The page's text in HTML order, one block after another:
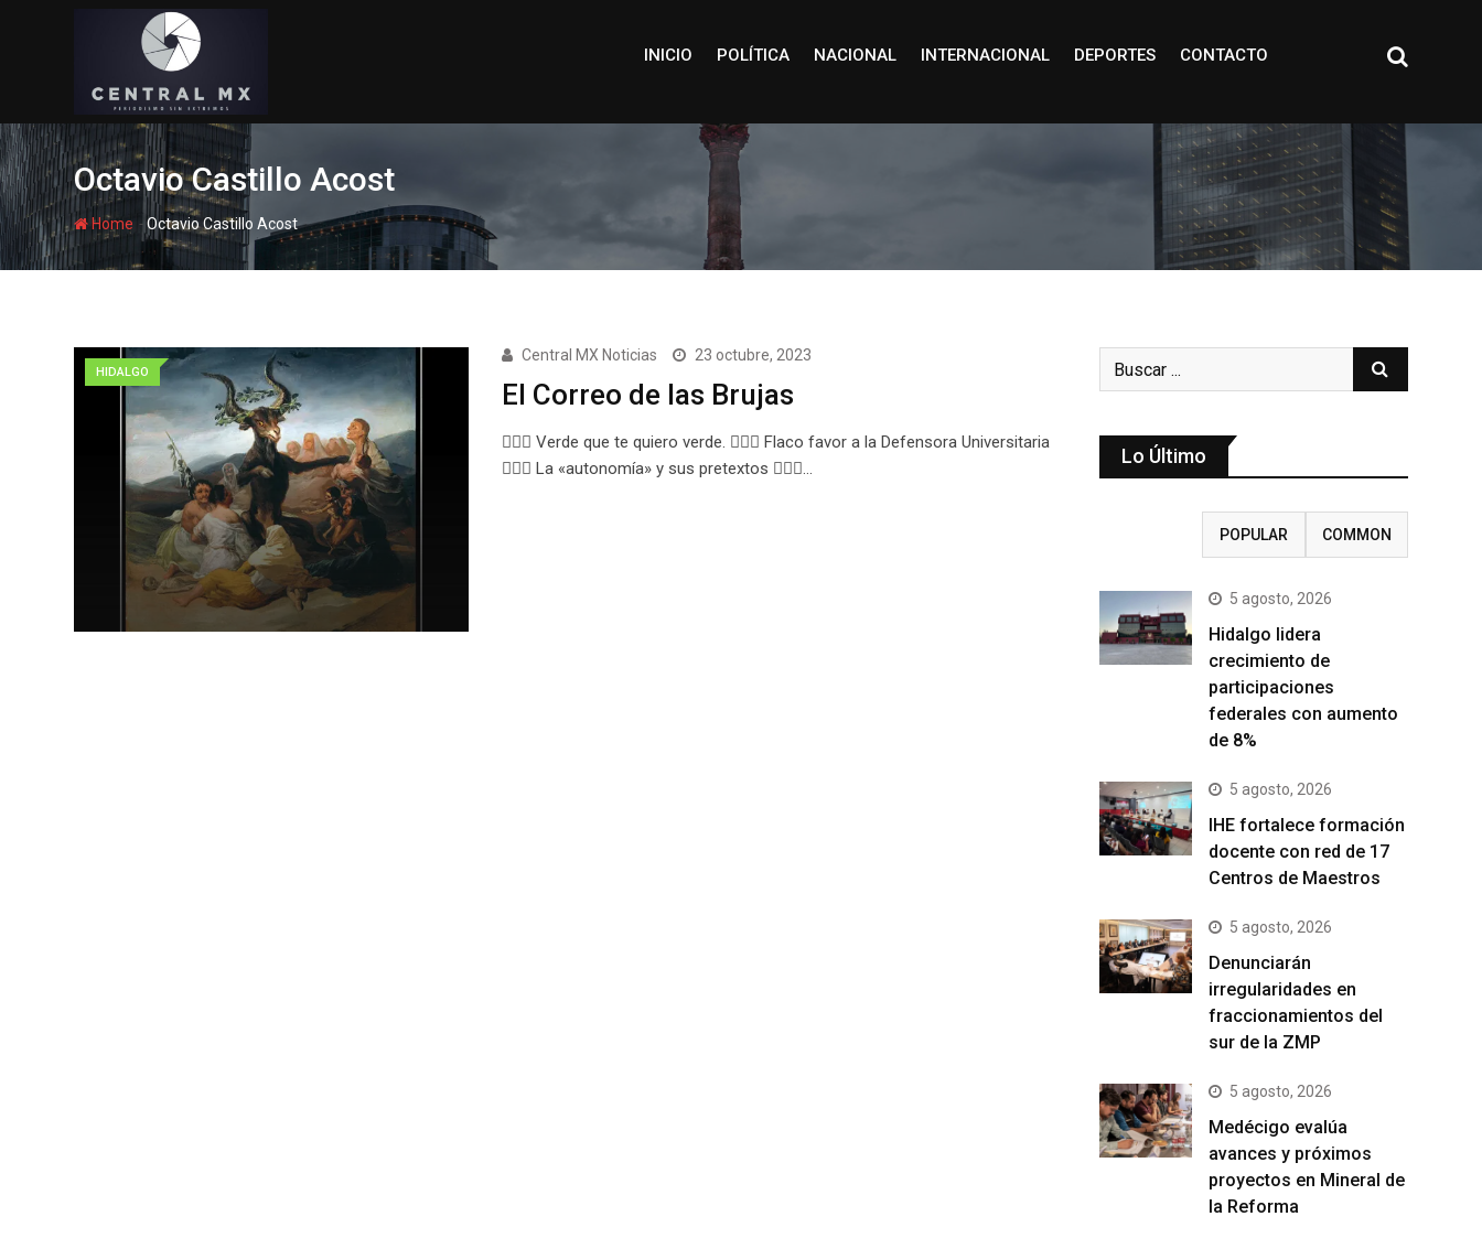
INICIO POLÍTICA NACIONAL INTERNACIONAL DEPORTES CONTACTO
Octavio Castillo Acost
Home -Octavio Castillo Acost
HIDALGO
Central MX Noticias 23 octubre, 2023
El Correo de las Brujas
🧙🏻‍♀️ Verde que te quiero verde. 🧙🏻‍♀️ Flaco favor a la Defensora Universitaria
🧙🏻‍♀️ La «autonomía» y sus pretextos 🧙🏻‍♀️…
Lo Último
POPULAR COMMON
5 agosto, 2026
Hidalgo lidera
crecimiento de
participaciones
federales con aumento
de 8%
5 agosto, 2026
IHE fortalece formación
docente con red de 17
Centros de Maestros
5 agosto, 2026
Denunciarán
irregularidades en
fraccionamientos del
sur de la ZMP
5 agosto, 2026
Medécigo evalúa
avances y próximos
proyectos en Mineral de
la Reforma